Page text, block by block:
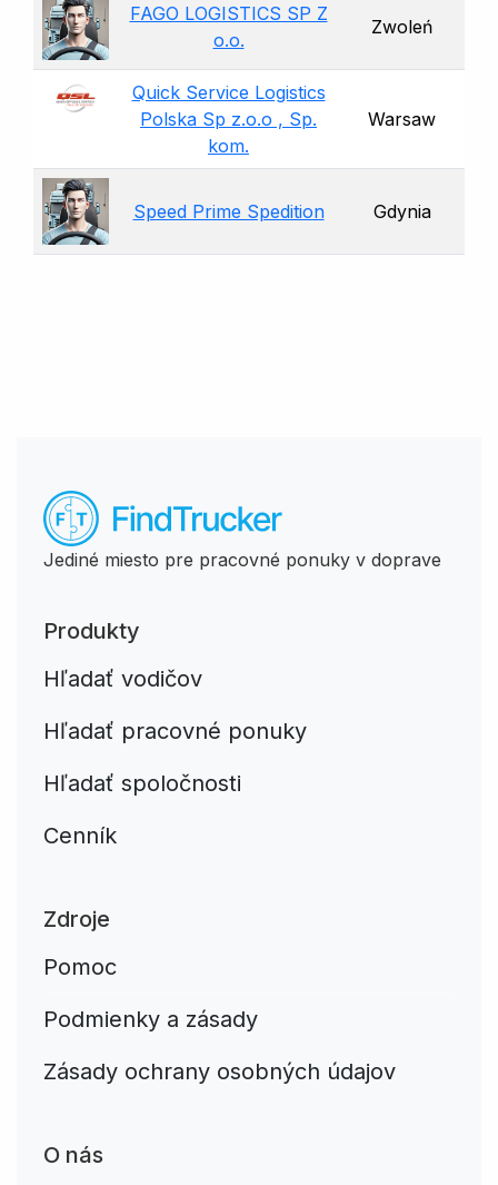
FAGO LOGISTICS SP Z
o.o.
Zwoleń
Quick Service Logistics
Polska Sp z.o.o , Sp.
kom.
Warsaw
Speed Prime Spedition Gdynia
Jediné miesto pre pracovné ponuky v doprave
Produkty
Hľadať vodičov
Hľadať pracovné ponuky
Hľadať spoločnosti
Cenník
Zdroje
Pomoc
Podmienky a zásady
Zásady ochrany osobných údajov
O nás